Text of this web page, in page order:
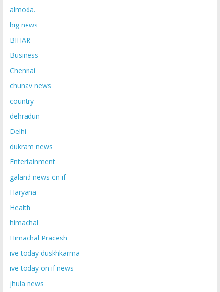
almoda.
big news
BIHAR
Business
Chennai
chunav news
country
dehradun
Delhi
dukram news
Entertainment
galand news on if
Haryana
Health
himachal
Himachal Pradesh
ive today duskhkarma
ive today on if news
jhula news